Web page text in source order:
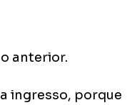
anterior.
ingresso, porque